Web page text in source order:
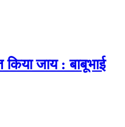
जाय : बाबूभाई